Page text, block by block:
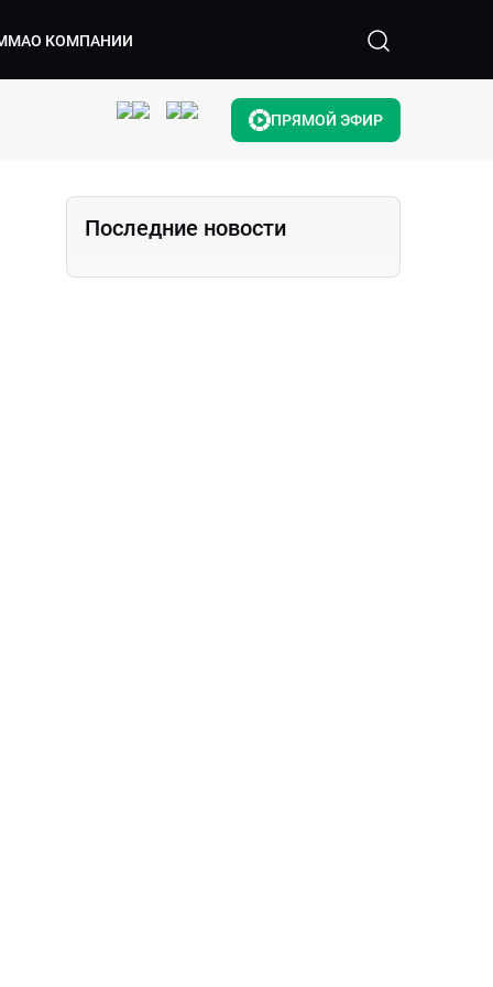
О КОМПАНИИ
ПРЯМОЙ ЭФИР
Последние новости